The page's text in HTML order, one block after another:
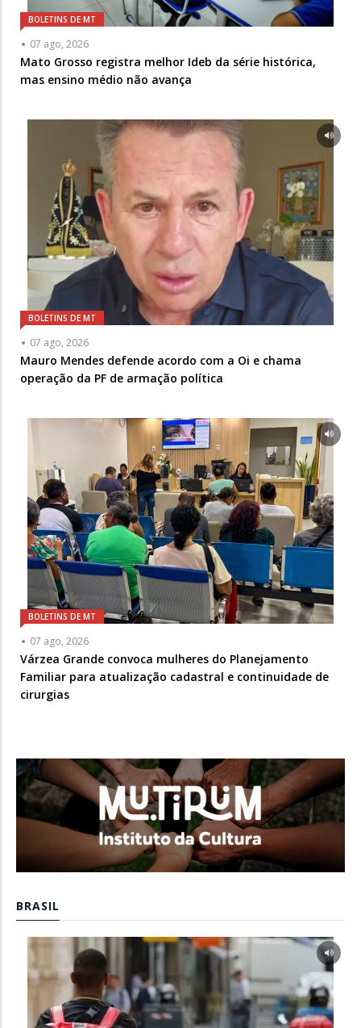
BOLETINS DE MT
07 ago, 2026
Mato Grosso registra melhor Ideb da série histórica,
mas ensino médio não avança
BOLETINS DE MT
07 ago, 2026
Mauro Mendes defende acordo com a Oi e chama
operação da PF de armação política
BOLETINS DE MT
07 ago, 2026
Várzea Grande convoca mulheres do Planejamento
Familiar para atualização cadastral e continuidade de
cirurgias
BRASIL